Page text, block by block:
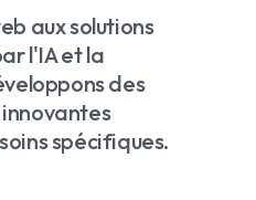
aux solutions
l'IA et la
des
spécifiques.